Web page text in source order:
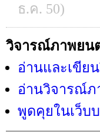
ธ.ค. 50)
วิจารณ์ภาพยน
อ่านและเขีย
อ่านวิจารณ์ภ
พูดคุยในเว็บ